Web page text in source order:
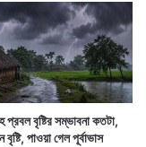
বৃষ্টি ও বজ্রপাতের
কৃষকরা মাঠে কাজ
আসেন।
প্রবল বৃষ্টির সম্ভাবনা কতটা,
পাওয়া গেল পূর্বাভাস